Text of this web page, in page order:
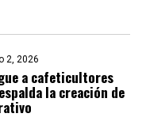
2, 2026
a cafeticultores
la creación de